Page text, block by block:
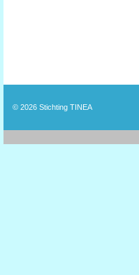
© 2026 Stichting TINEA